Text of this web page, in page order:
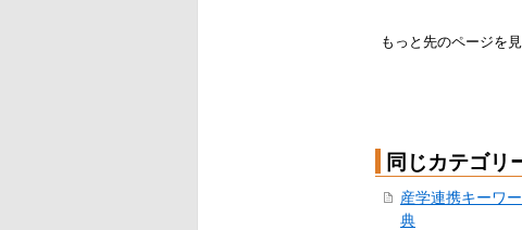
もっと先のページを見
同じカテゴリ
産学連携キーワ
典